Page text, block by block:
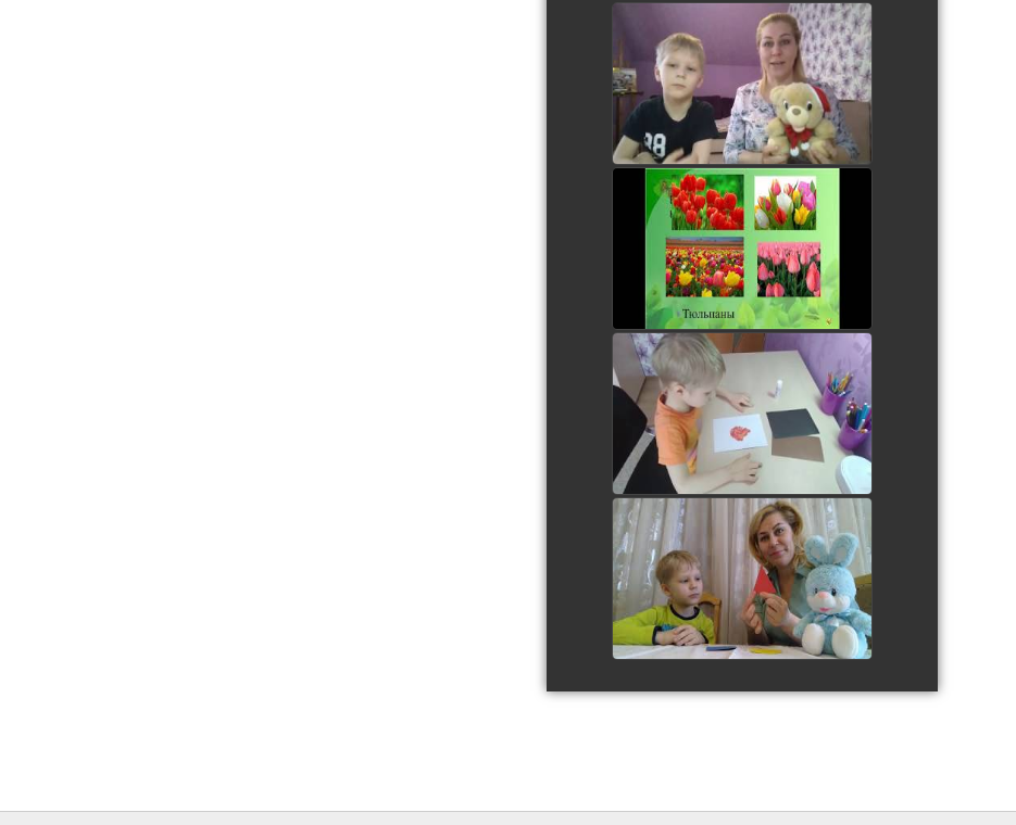
Витаминки для Мишки.
Лепка.
watch video
Первые весенние цветы.
Занятие для дошкольников
watch video
Аппликация "Вечный огонь"
watch video
watch video